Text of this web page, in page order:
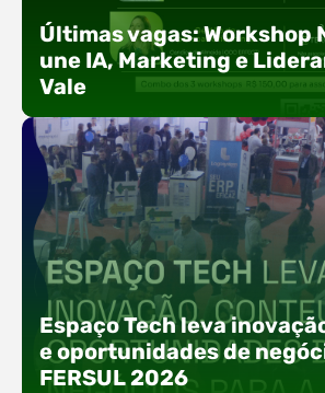
Últimas vagas: Workshop
une IA, Marketing e
Vale
Com o objetivo de impulsionar a
presença digital e a gestão nas
Alto Vale, o Núcleo de Tecnologia
(NIAVI), Polo ACATE-ACIRS,
2026 do Workshop NIAVI. O
Espaço Tech leva
e oportunidades de
FERSUL 2026